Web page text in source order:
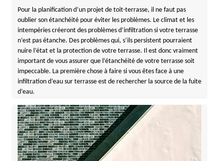
Pour la planification d’un projet de toit-terrasse, il ne faut pas
oublier son étanchéité pour éviter les problèmes. Le climat et les
intempéries créeront des problèmes d’infiltration si votre terrasse
n’est pas étanche. Des problèmes qui, s’ils persistent pourraient
nuire l’état et la protection de votre terrasse. Il est donc vraiment
important de vous assurer que l’étanchéité de votre terrasse soit
impeccable. La première chose à faire si vous êtes face à une
infiltration d’eau sur terrasse est de rechercher la source de la fuite
d’eau.